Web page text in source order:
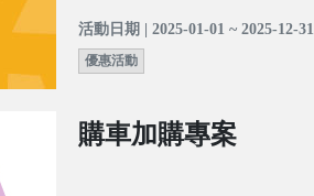
活動日期 | 2025-01-01 ~ 2025-12-31
優惠活動
購車加購專案